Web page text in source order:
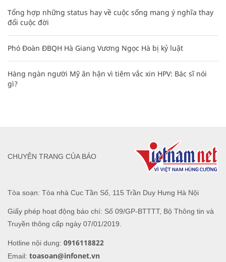
Tổng hợp những status hay về cuộc sống mang ý nghĩa thay
đổi cuộc đời
Phó Đoàn ĐBQH Hà Giang Vương Ngọc Hà bị kỷ luật
Hàng ngàn người Mỹ ân hận vì tiêm vắc xin HPV: Bác sĩ nói
gì?
Tòa soạn: Tòa nhà Cục Tần Số, 115 Trần Duy Hưng Hà Nội
Giấy phép hoạt động báo chí: Số 09/GP-BTTTT, Bộ Thông tin và
Truyền thông cấp ngày 07/01/2019.
Hotline nội dung: 0916118822
Email: toasoan@infonet.vn
CHUYÊN TRANG CỦA BÁO